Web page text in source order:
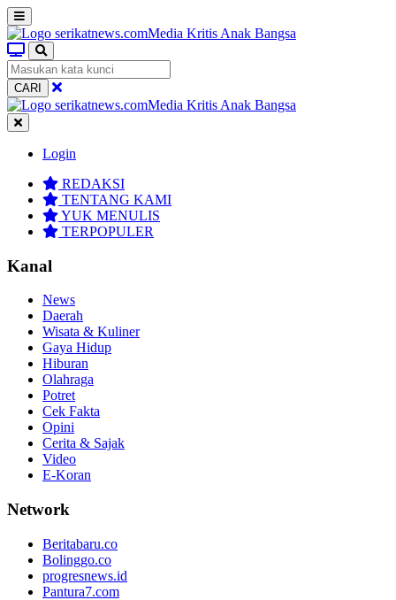
CARI
Login
REDAKSI
TENTANG KAMI
YUK MENULIS
TERPOPULER
Kanal
News
Daerah
Wisata & Kuliner
Gaya Hidup
Hiburan
Olahraga
Potret
Cek Fakta
Opini
Cerita & Sajak
Video
E-Koran
Network
Beritabaru.co
Bolinggo.co
progresnews.id
Pantura7.com